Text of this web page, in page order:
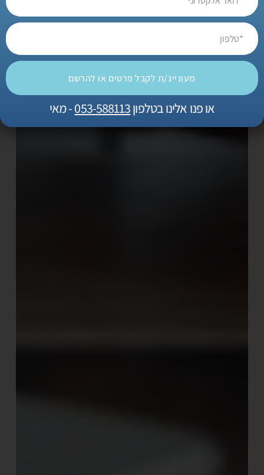
מעוניינ/ת לקבל פרטים או להרשם
או פנו אלינו בטלפון053-588113- מאי